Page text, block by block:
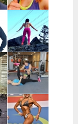
Ida Huttunen
| Koko Suomi
Sofia
Kauraoja |
Satakunta
Pauli
Reinikainen |
Riihimäki